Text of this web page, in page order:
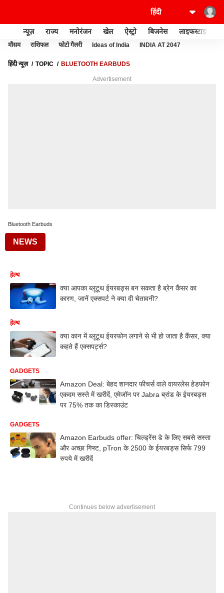
न्यूज़ राज्य मनोरंजन खेल ऐस्ट्रो बिजनेस लाइफस्टाइल
मौसम राशिफल फोटो गैलरी Ideas of India INDIA AT 2047
हिंदी न्यूज़ TOPIC BLUETOOTH EARBUDS
Advertisement
Bluetooth Earbuds
NEWS
हेल्थ
क्या आपका ब्लूटूथ ईयरबड्स बन सकता है ब्रेन कैंसर का
कारण, जानें एक्सपर्ट ने क्या दी चेतावनी?
हेल्थ
क्या कान में ब्लूटूथ ईयरफोन लगाने से भी हो जाता है कैंसर, क्या
कहते हैं एक्सपर्ट्स?
GADGETS
Amazon Deal: बेहद शानदार फीचर्स वाले वायरलेस हेडफोन
एकदम सस्ते में खरीदें, एमेजॉन पर Jabra ब्रांड के ईयरबड्स
पर 75% तक का डिस्काउंट
GADGETS
Amazon Earbuds offer: चिल्ड्रेंस डे के लिए सबसे सस्ता
और अच्छा गिफ्ट, pTron के 2500 के ईयरबड्स सिर्फ 799
रुपये में खरीदें
Continues below advertisement